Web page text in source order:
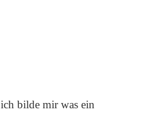
ich bilde mir was ein